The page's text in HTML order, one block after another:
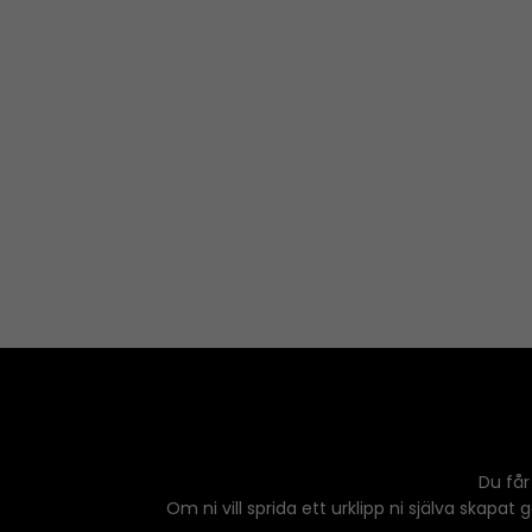
Du
Om ni vill sprida ett urklipp ni själva